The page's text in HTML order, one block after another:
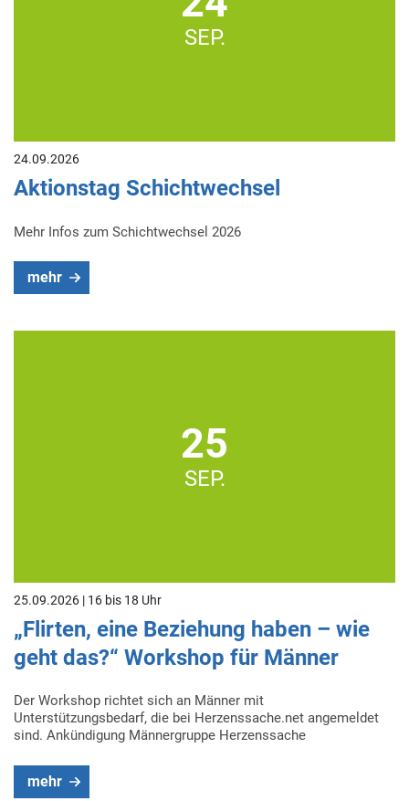
SEP.
24.09.2026
Aktionstag Schichtwechsel
Mehr Infos zum Schichtwechsel 2026
mehr
25
SEP.
25.09.2026 | 16 bis 18 Uhr
„Flirten, eine Beziehung haben – wie
geht das?“ Workshop für Männer
Der Workshop richtet sich an Männer mit
Unterstützungsbedarf, die bei Herzenssache.net angemeldet
sind. Ankündigung Männergruppe Herzenssache
mehr